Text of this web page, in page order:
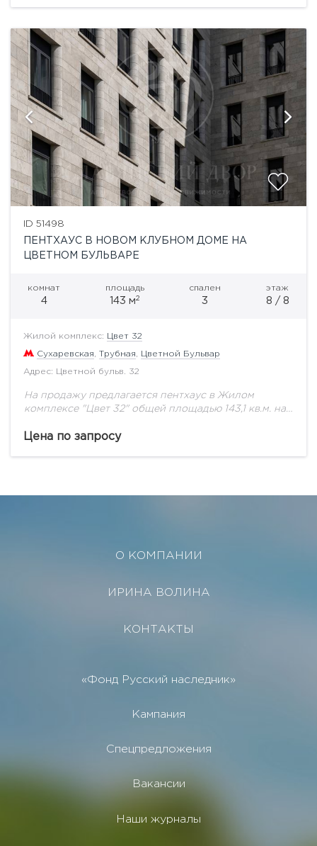
ID 51498
ПЕНТХАУС В НОВОМ КЛУБНОМ ДОМЕ НА
ЦВЕТНОМ БУЛЬВАРЕ
комнат
4
площадь
143 м2
спален
3
этаж
8 / 8
Жилой комплекс: Цвет 32
Сухаревская Трубная Цветной Бульвар
Адрес: Цветной бульв. 32
На продажу предлагается пентхаус в Жилом
комплексе "Цвет 32" общей площадью 143,1 кв.м. на
планировкой: мастер-спальня с собственной
Цена по запросу
О КОМПАНИИ
ИРИНА ВОЛИНА
КОНТАКТЫ
«Фонд Русский наследник»
Кампания
Спецпредложения
Вакансии
Наши журналы